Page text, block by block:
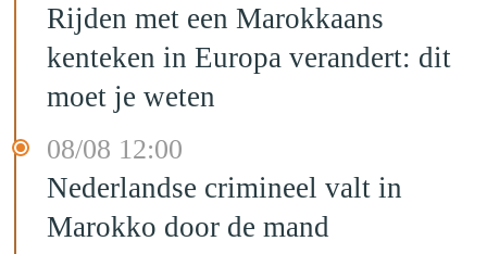
Rijden met een Marokkaans
kenteken in Europa verandert: dit
moet je weten
08/08 12:00
Nederlandse crimineel valt in
Marokko door de mand